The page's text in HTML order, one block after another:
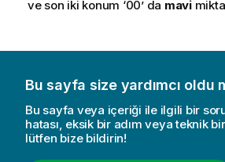
ve son iki konum ‘00’ da mavi
Bu sayfa size yardımcı oldu
Bu sayfa veya içeriği ile ilgili bir
hatası, eksik bir adım veya teknik
lütfen bize bildirin!